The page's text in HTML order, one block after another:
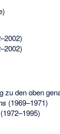
zu den oben
(1969–1971)
(1972–1995)